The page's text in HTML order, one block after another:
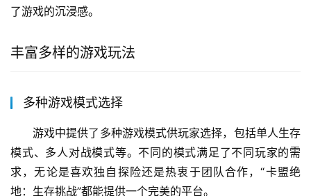
了游戏的沉浸感。
丰富多样的游戏玩法
多种游戏模式选择
游戏中提供了多种游戏模式供玩家选择，包括单人生存
模式、多人对战模式等。不同的模式满足了不同玩家的需
求，无论是喜欢独自探险还是热衷于团队合作，“卡盟绝
地：生存挑战”都能提供一个完美的平台。